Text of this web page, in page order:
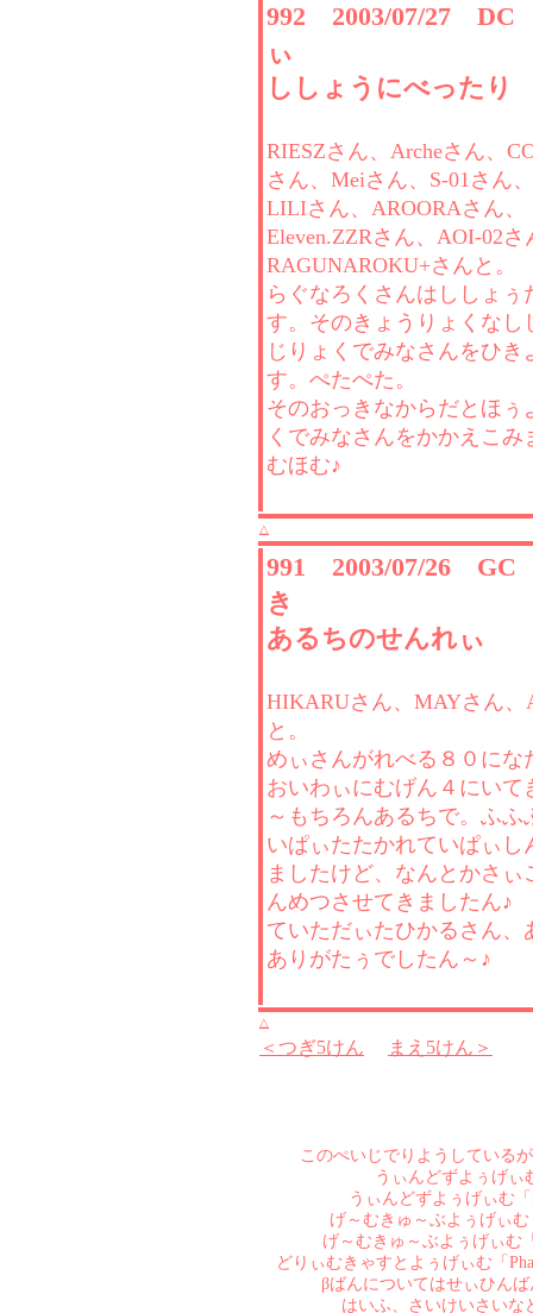
992 2003/07/27
ぃ
ししょうにべったり
RIESZさん、Archeさん、
さん、Meiさん、S-01さん
LILIさん、AROORAさん、
Eleven.ZZRさん、AOI-02さ
RAGUNAROKU+さんと。
らぐなろくさんはししょぅ
す。そのきょうりょくなし
じりょくでみなさんをひき
す。ぺたぺた。
そのおっきなからだとほぅ
くでみなさんをかかえこみ
むほむ♪
△
991 2003/07/26
き
あるちのせんれぃ
HIKARUさん、MAYさん、
と。
めぃさんがれべる８０にな
おいわぃにむげん４にいて
～もちろんあるちで。ふふ
いぱぃたたかれていぱぃし
ましたけど、なんとかさぃ
んめつさせてきましたん♪
ていただぃたひかるさん、
ありがたぅでしたん～♪
△
＜つぎ5けん まえ5けん＞
このぺいじでりようしている
うぃんどずよぅげぃ
うぃんどずよぅげぃむ「
げ～むきゅ～ぶよぅげぃむ
げ～むきゅ～ぶよぅげぃむ
どりぃむきゃすとよぅげぃむ「
βばんについてはせぃひん
はいふ、さいけいさいな